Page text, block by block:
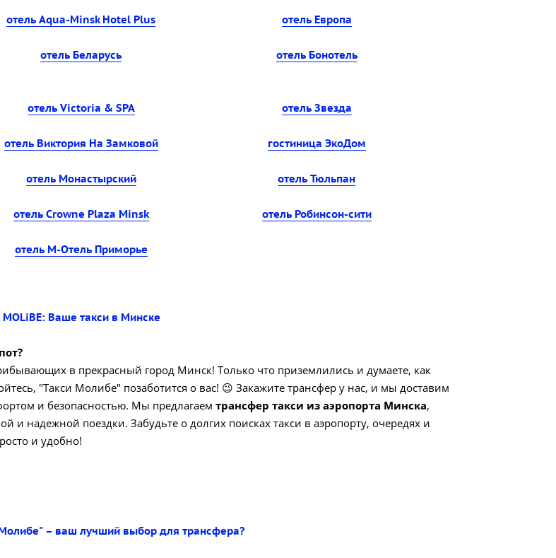
отель Aqua-Minsk Hotel Plus
отель Беларусь
отель Victoria & SPA
отель Виктория На Замковой
отель Монастырский
отель Crowne Plaza Minsk
отель М-Отель Приморье
отель Европа
отель Бонотель
отель Звезда
гостиница ЭкоДом
отель Тюльпан
отель Робинсон-сити
MOLiBE: Ваше такси в Минске
в прекрасный город Минск! Только что приземлились и думаете, как
"Такси Молибе" позаботится о вас! 😉 Закажите трансфер у нас, и мы доставим
и безопасностью. Мы предлагаем трансфер такси из аэропорта Минска,
и надежной поездки. Забудьте о долгих поисках такси в аэропорту, очередях и
и удобно!
– ваш лучший выбор для трансфера?